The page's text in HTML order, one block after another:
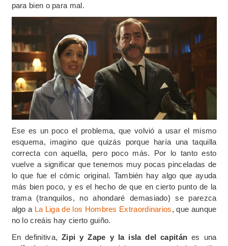
para bien o para mal.
Ese es un poco el problema, que volvió a usar el mismo
esquema, imagino que quizás porque haría una taquilla
correcta con aquella, pero poco más. Por lo tanto esto
vuelve a significar que tenemos muy pocas pinceladas de
lo que fue el cómic original. También hay algo que ayuda
más bien poco, y es el hecho de que en cierto punto de la
trama (tranquilos, no ahondaré demasiado) se parezca
algo a La Liga de los Hombres Extraordinarios, que aunque
no lo creáis hay cierto guiño.
En definitiva,Zipi y Zape y la isla del capitán es una